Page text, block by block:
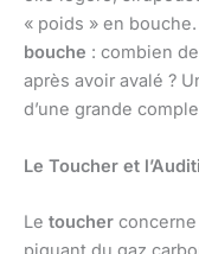
« poids » en
bouche : combien
après avoir avalé ?
d’une grande
Le Toucher et
Le toucher